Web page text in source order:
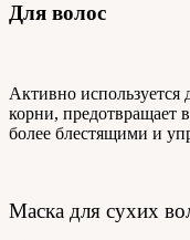
Для волос
Активно используется
корни, предотвращает
более блестящими и
Маска для сухих